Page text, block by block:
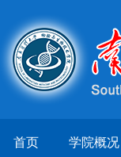
首页 学院概况